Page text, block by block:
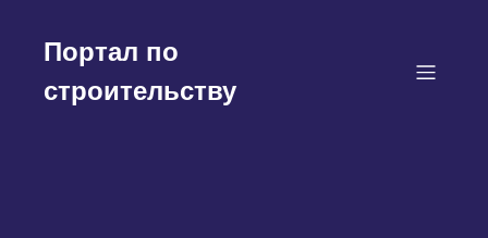
содержимому
Портал по
строительству